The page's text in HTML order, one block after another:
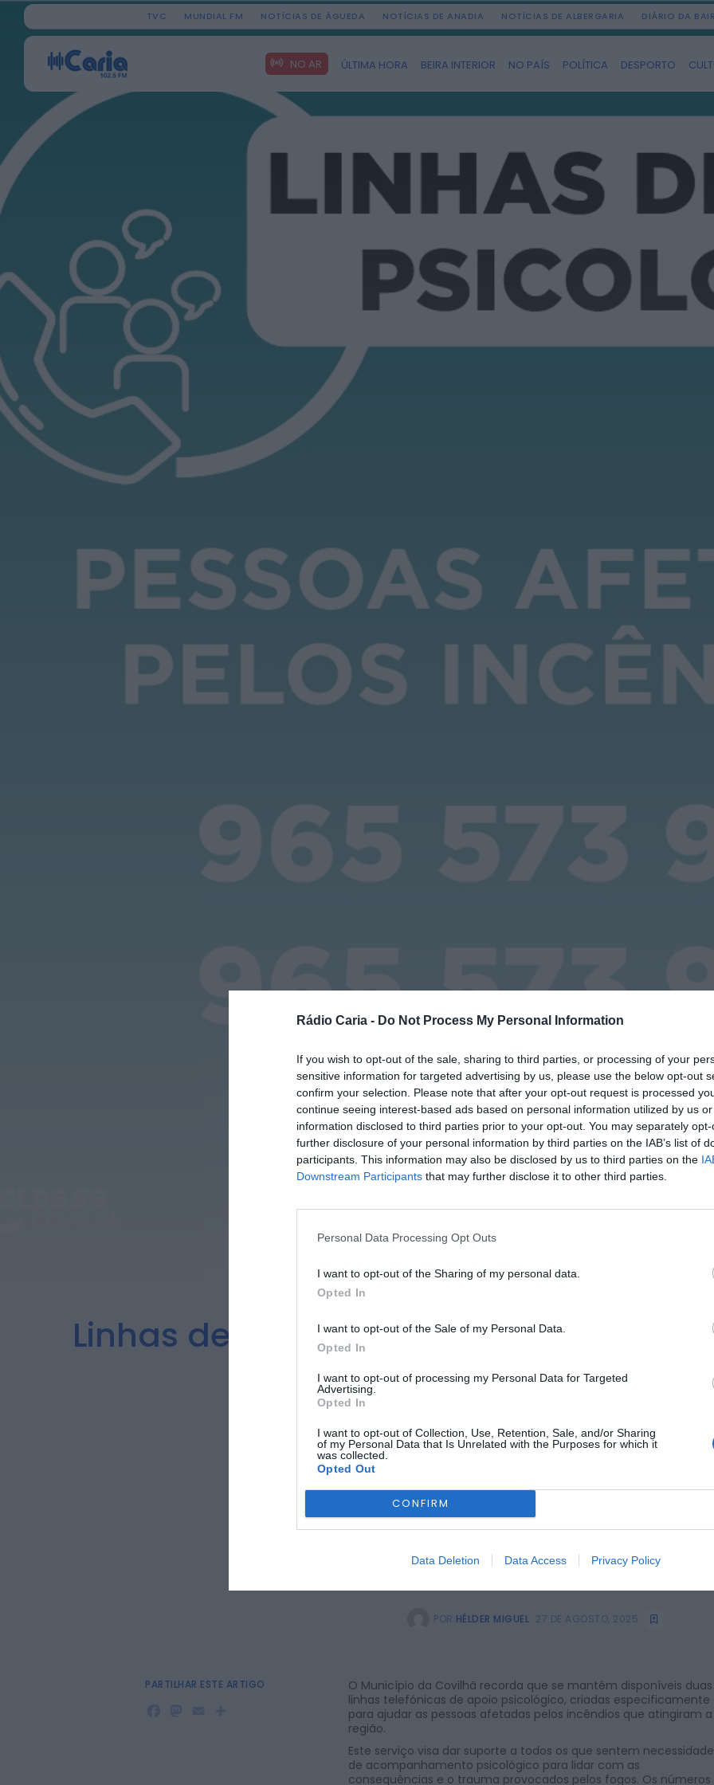
Rádio Caria - Do Not Process My Personal Information
If you wish to opt-out of the sale, sharing to third parties, or processing of your
sensitive information for targeted advertising by us, please use the below opt-out
confirm your selection. Please note that after your opt-out request is processed
continue seeing interest-based ads based on personal information utilized by us
information disclosed to third parties prior to your opt-out. You may separately
further disclosure of your personal information by third parties on the IAB’s list of
participants. This information may also be disclosed by us to third parties on the
Downstream Participants that may further disclose it to other third parties.
Personal Data Processing Opt Outs
I want to opt-out of the Sharing of my personal data.
Opted In
I want to opt-out of the Sale of my Personal Data.
Opted In
I want to opt-out of processing my Personal Data for Targeted
Advertising.
Opted In
I want to opt-out of Collection, Use, Retention, Sale, and/or Sharing
of my Personal Data that Is Unrelated with the Purposes for which it
was collected.
Opted Out
CONFIRM
Data Deletion Data Access Privacy Policy
TVC MUNDIAL FM NOTÍCIAS DE ÁGUEDA NOTÍCIAS DE ANADIA NOTÍCIAS DE ALBERGARIA DIÁRIO DA
NO AR ÚLTIMA HORA BEIRA INTERIOR NO PAÍS POLÍTICA DESPORTO
Search
for:
Linhas de apoio psicológico para
continuam ativas
POR HÉLDER MIGUEL 27 DE AGOSTO, 2025
O Município da Covilhã recorda que se mantêm disponíveis duas
linhas telefónicas de apoio psicológico, criadas especificamente
para ajudar as pessoas afetadas pelos incêndios que atingiram a
região.
Este serviço visa dar suporte a todos os que sentem necessidade
de acompanhamento psicológico para lidar com as
consequências e o trauma provocados pelos fogos. Os números
PARTILHAR ESTE ARTIGO